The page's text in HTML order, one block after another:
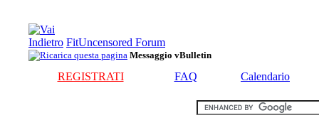
FitUncensored Forum
Messaggio vBulletin
REGISTRATI FAQ Calendario